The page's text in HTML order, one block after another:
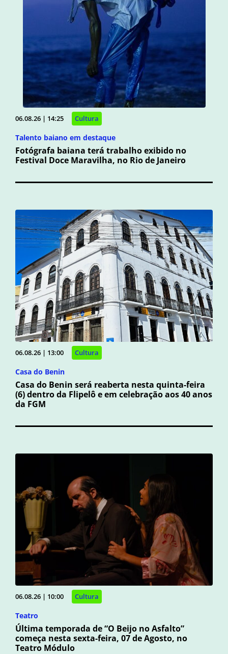
06.08.26 | 14:25 Cultura
Talento baiano em destaque
Fotógrafa baiana terá trabalho exibido no
Festival Doce Maravilha, no Rio de Janeiro
06.08.26 | 13:00 Cultura
Casa do Benin
Casa do Benin será reaberta nesta quinta-feira
(6) dentro da Flipelô e em celebração aos 40 anos
da FGM
06.08.26 | 10:00 Cultura
Teatro
Última temporada de “O Beijo no Asfalto”
começa nesta sexta-feira, 07 de Agosto, no
Teatro Módulo